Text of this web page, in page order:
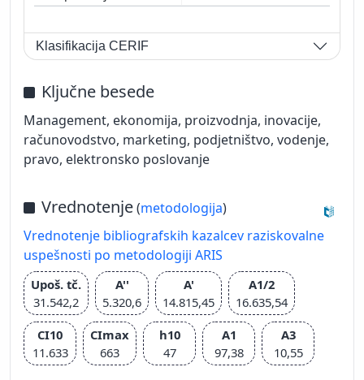
Klasifikacija CERIF
Ključne besede
Management, ekonomija, proizvodnja, inovacije,
računovodstvo, marketing, podjetništvo, vodenje,
pravo, elektronsko poslovanje
Vrednotenje(metodologija)
Vrednotenje bibliografskih kazalcev raziskovalne
uspešnosti po metodologiji ARIS
Upoš. tč.
31.542,2
A''
5.320,6
A'
14.815,45
A1/2
16.635,54
CI10
11.633
CImax
663
h10
47
A1
97,38
A3
10,55